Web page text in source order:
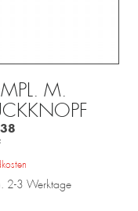
M.
2-3 Werktage